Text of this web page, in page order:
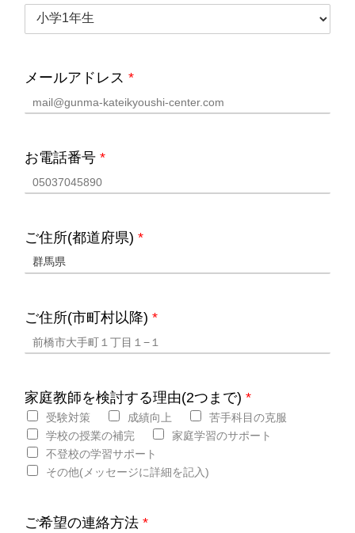
メールアドレス *
お電話番号 *
ご住所(都道府県) *
ご住所(市町村以降) *
家庭教師を検討する理由(2つまで) *
受験対策 成績向上
苦手科目の克服
学校の授業の補完
家庭学習のサポート
不登校の学習サポート
その他(メッセージに詳細を記入)
ご希望の連絡方法 *